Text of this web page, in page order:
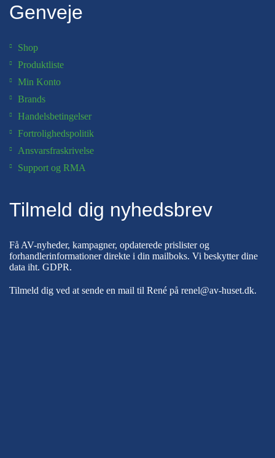
Genveje
Shop
Produktliste
Min Konto
Brands
Handelsbetingelser
Fortrolighedspolitik
Ansvarsfraskrivelse
Support og RMA
Tilmeld dig nyhedsbrev
Få AV-nyheder, kampagner, opdaterede prislister og
forhandlerinformationer direkte i din mailboks. Vi beskytter dine
data iht. GDPR.
Tilmeld dig ved at sende en mail til René på renel@av-huset.dk.